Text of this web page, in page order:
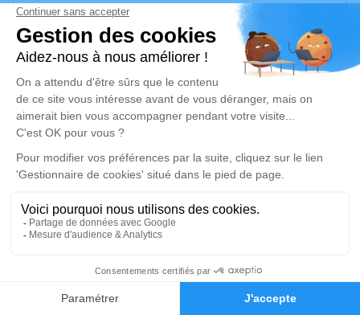
Faire-part Hommages
condoléances, partager des photos souvenirs, une
anecdote ou exprimer vos pensées à travers des poèmes
ou des textes. Cet endroit est un lieu d'expression dédié à
honorer la mémoire de Pedro Juan BERNES CHUECOS.
Un service de plantation d’arbre hommage est disponible
ici.
Je rends hommage
Cérémonie religieuse
jeudi 26 octobre 2023 à 14h30
Moulineaux
6, Avenue Bourgain